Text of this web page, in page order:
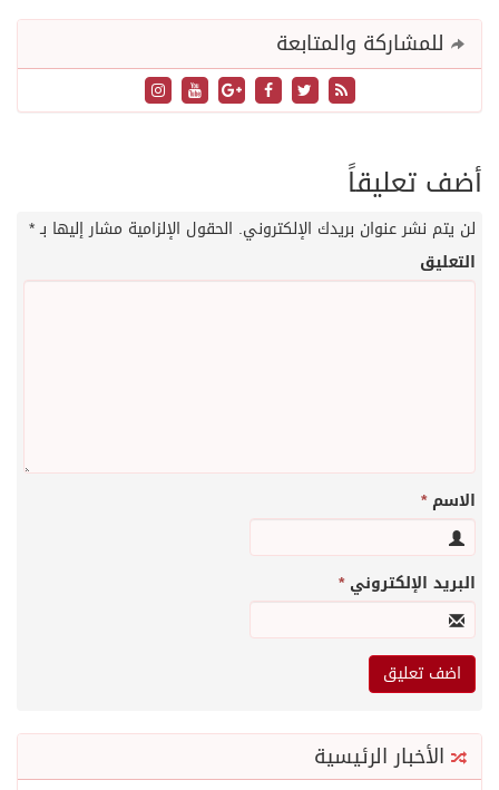
للمشاركة والمتابعة
أضف تعليقاً
لن يتم نشر عنوان بريدك الإلكتروني. الحقول الإلزامية مشار إليها بـ*
التعليق
الاسم*
البريد الإلكتروني*
الأخبار الرئيسية